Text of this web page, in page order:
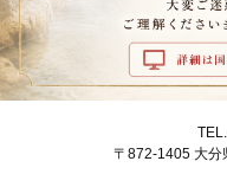
〒872-1405 大